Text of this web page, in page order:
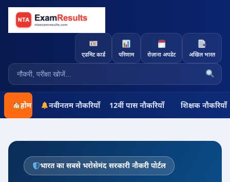
एडमिट कार्ड परिणाम रोज़ाना अपडेट अखिल भारत
होम नवीनतम नौकरियाँ 12वीं पास नौकरियाँ शिक्षक नौकरियाँ
भारत का सबसे भरोसेमंद सरकारी नौकरी पोर्टल